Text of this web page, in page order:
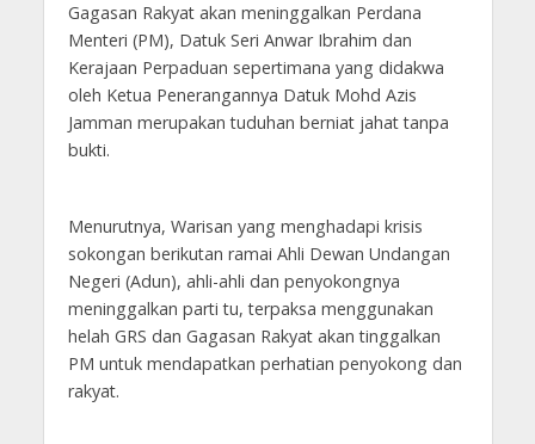
Gagasan Rakyat akan meninggalkan Perdana
Menteri (PM), Datuk Seri Anwar Ibrahim dan
Kerajaan Perpaduan sepertimana yang didakwa
oleh Ketua Penerangannya Datuk Mohd Azis
Jamman merupakan tuduhan berniat jahat tanpa
bukti.
Menurutnya, Warisan yang menghadapi krisis
sokongan berikutan ramai Ahli Dewan Undangan
Negeri (Adun), ahli-ahli dan penyokongnya
meninggalkan parti tu, terpaksa menggunakan
helah GRS dan Gagasan Rakyat akan tinggalkan
PM untuk mendapatkan perhatian penyokong dan
rakyat.